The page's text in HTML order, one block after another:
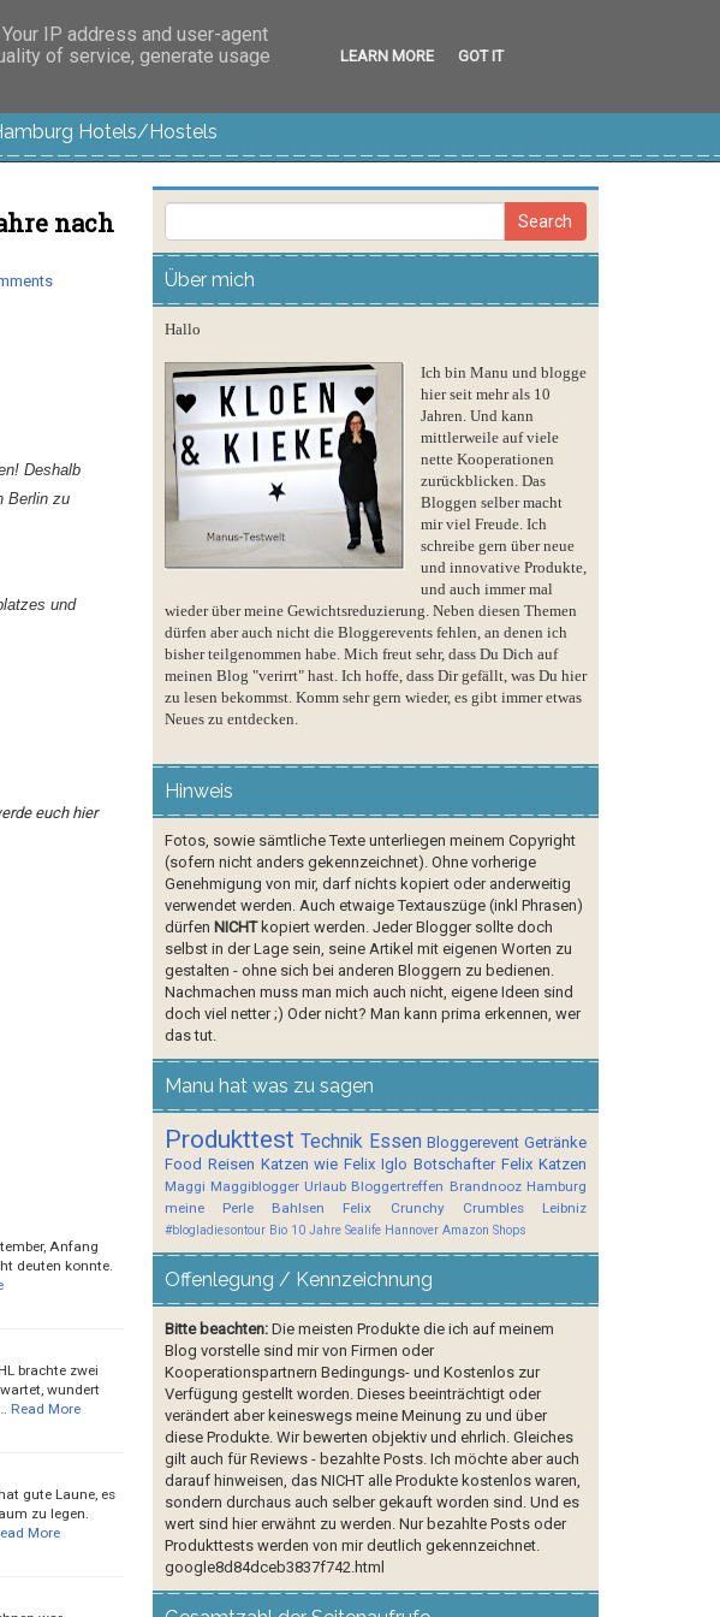
Hotels/Hostels
nach
Deshalb
Berlin zu
und
euch hier
Anfang
deuten konnte.
brachte zwei
wundert
Read More
gute Laune, es
zu legen.
More
Über mich
Hallo
Ich bin Manu und blogge
hier seit mehr als 10
Jahren. Und kann
mittlerweile auf viele
nette Kooperationen
zurückblicken. Das
Bloggen selber macht
mir viel Freude. Ich
schreibe gern über neue
und innovative Produkte,
und auch immer mal
wieder über meine Gewichtsreduzierung. Neben diesen Themen
dürfen aber auch nicht die Bloggerevents fehlen, an denen ich
bisher teilgenommen habe. Mich freut sehr, dass Du Dich auf
meinen Blog "verirrt" hast. Ich hoffe, dass Dir gefällt, was Du hier
zu lesen bekommst. Komm sehr gern wieder, es gibt immer etwas
Neues zu entdecken.
Hinweis
Fotos, sowie sämtliche Texte unterliegen meinem Copyright
(sofern nicht anders gekennzeichnet). Ohne vorherige
Genehmigung von mir, darf nichts kopiert oder anderweitig
verwendet werden. Auch etwaige Textauszüge (inkl Phrasen)
dürfen NICHTkopiert werden. Jeder Blogger sollte doch
selbst in der Lage sein, seine Artikel mit eigenen Worten zu
gestalten - ohne sich bei anderen Bloggern zu bedienen.
Nachmachen muss man mich auch nicht, eigene Ideen sind
doch viel netter ;) Oder nicht? Man kann prima erkennen, wer
das tut.
Manu hat was zu sagen
Produkttest Technik Essen Bloggerevent Getränke
Food Reisen Katzen wie Felix Iglo Botschafter Felix Katzen
Maggi Maggiblogger Urlaub Bloggertreffen Brandnooz Hamburg
meine Perle
Bahlsen Felix Crunchy Crumbles Leibniz
#blogladiesontour Bio 10 Jahre Sealife Hannover Amazon Shops
Offenlegung / Kennzeichnung
Bitte beachten:Die meisten Produkte die ich auf meinem
Blog vorstelle sind mir von Firmen oder
Kooperationspartnern Bedingungs- und Kostenlos zur
Verfügung gestellt worden. Dieses beeinträchtigt oder
verändert aber keineswegs meine Meinung zu und über
diese Produkte. Wir bewerten objektiv und ehrlich. Gleiches
gilt auch für Reviews - bezahlte Posts. Ich möchte aber auch
darauf hinweisen, das NICHT alle Produkte kostenlos waren,
sondern durchaus auch selber gekauft worden sind. Und es
wert sind hier erwähnt zu werden. Nur bezahlte Posts oder
Produkttests werden von mir deutlich gekennzeichnet.
google8d84dceb3837f742.html
IP address and user-agent
of service, generate usage
LEARN MORE GOT IT